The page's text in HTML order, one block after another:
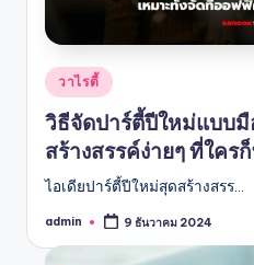
Posted
in
วาไรตี้
วิธีจัดปาร์ตี้ปีใหม่แบบมื
สร้างสรรค์ง่ายๆ ที่ใคร
ไอเดียปาร์ตี้ปีใหม่สุดสร้างสรร…
Posted
admin 9 ธันวาคม 2024